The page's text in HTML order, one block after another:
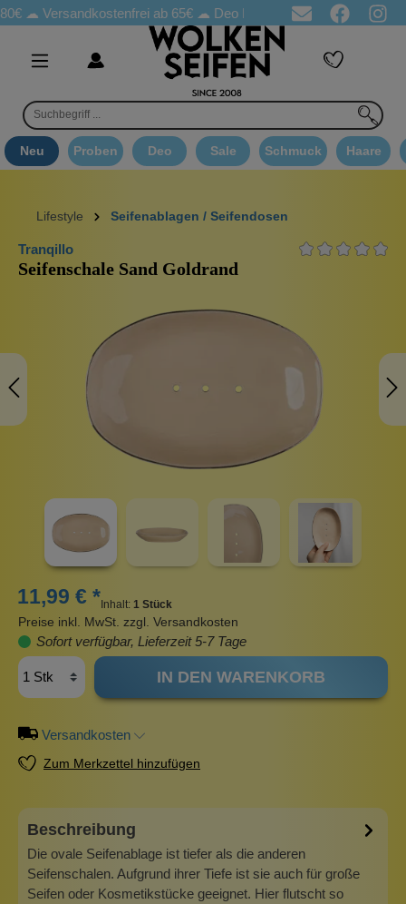
Versandkostenfrei ab 65€ ☁ Deo Proben in jeder Bestellung ☁
Neu Proben Deo Sale Schmuck Haare
Lifestyle Seifenablagen / Seifendosen
Tranqillo
Seifenschale Sand Goldrand
11,99 € * Inhalt: 1 Stück
Preise inkl. MwSt. zzgl. Versandkosten
Sofort verfügbar, Lieferzeit 5-7 Tage
IN DEN WARENKORB
Versandkosten
Zum Merkzettel hinzufügen
Beschreibung
Die ovale Seifenablage ist tiefer als die anderen
Seifenschalen. Aufgrund ihrer Tiefe ist sie auch für große
Seifen oder Kosmetikstücke geeignet. Hier flutscht so